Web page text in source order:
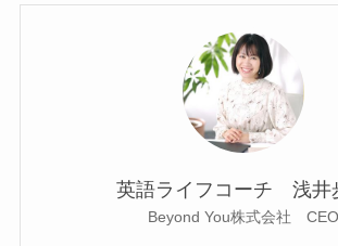
英語ライフコーチ 浅井
Beyond You株式会社 CEO